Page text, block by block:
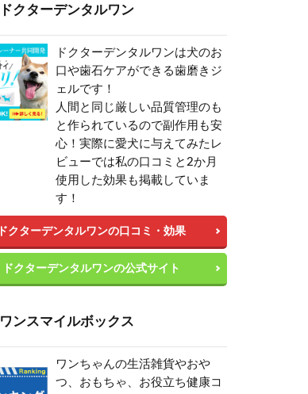
ドクターデンタルワン
ドクターデンタルワンは犬のお
口や歯石ケアができる歯磨きジ
ェルです！
人間と同じ厳しい品質管理のも
と作られているので副作用も安
心！実際に愛犬に与えてみたレ
ビューでは私の口コミと2か月
使用した効果も掲載していま
す！
ドクターデンタルワンの口コミ・効果
ドクターデンタルワンの公式サイト
ワンスマイルボックス
ワンちゃんの生活雑貨やおや
つ、おもちゃ、お役立ち健康コ